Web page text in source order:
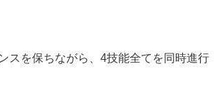
スを保ちながら、4技能全てを同時進行